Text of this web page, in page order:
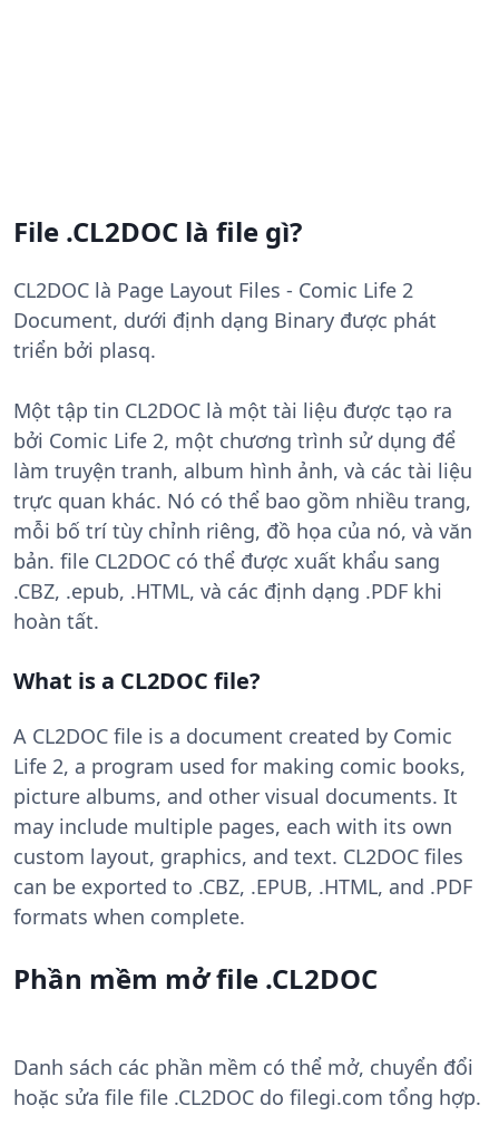
File .CL2DOC là file gì?
CL2DOC là Page Layout Files - Comic Life 2
Document, dưới định dạng Binary được phát
triển bởi plasq.
Một tập tin CL2DOC là một tài liệu được tạo ra
bởi Comic Life 2, một chương trình sử dụng để
làm truyện tranh, album hình ảnh, và các tài liệu
trực quan khác. Nó có thể bao gồm nhiều trang,
mỗi bố trí tùy chỉnh riêng, đồ họa của nó, và văn
bản. file CL2DOC có thể được xuất khẩu sang
.CBZ, .epub, .HTML, và các định dạng .PDF khi
hoàn tất.
What is a CL2DOC file?
A CL2DOC file is a document created by Comic
Life 2, a program used for making comic books,
picture albums, and other visual documents. It
may include multiple pages, each with its own
custom layout, graphics, and text. CL2DOC files
can be exported to .CBZ, .EPUB, .HTML, and .PDF
formats when complete.
Phần mềm mở file .CL2DOC
Danh sách các phần mềm có thể mở, chuyển đổi
hoặc sửa file file .CL2DOC do filegi.com tổng hợp.